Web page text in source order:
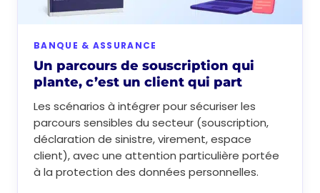
BANQUE & ASSURANCE
Un parcours de souscription qui
plante, c’est un client qui part
Les scénarios à intégrer pour sécuriser les
parcours sensibles du secteur (souscription,
déclaration de sinistre, virement, espace
client), avec une attention particulière portée
à la protection des données personnelles.